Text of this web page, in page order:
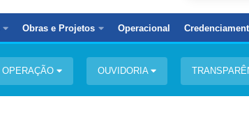
Obras e Projetos Operacional
OPERAÇÃO OUVIDORIA